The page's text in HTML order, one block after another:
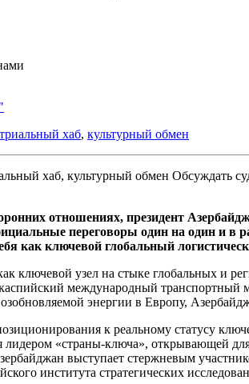
хаб, культурный обмен
Обсуждать
отношениях, президент
переговоры один на один и
как ключевой глобальный
узел на стыке глобальных и
международный транспортный
энергии в Европу,
к реальному статусу
«страны-ключа», открывающей
выступает стержневым
института стратегических